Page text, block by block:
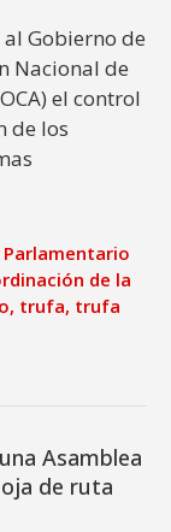
Gobierno de
Nacional de
el control
de los
Parlamentario
de la
, trufa, trufa
Asamblea
de ruta